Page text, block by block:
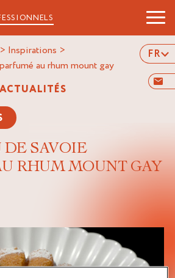
FR
> Inspirations >
au rhum mount gay
DE SAVOIE
RHUM MOUNT GAY